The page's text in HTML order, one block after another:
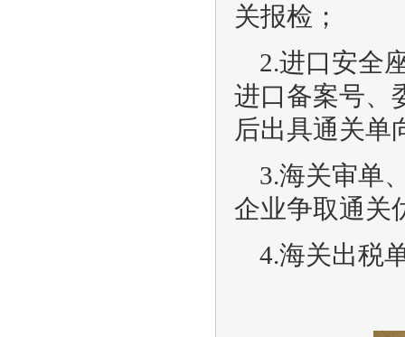
关报检；
2.进口安全
进口备案号、
后出具通关单
3.海关审单
企业争取通关
4.海关出税